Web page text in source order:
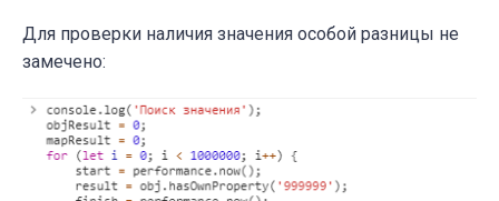
Для проверки наличия значения особой разницы не
замечено: